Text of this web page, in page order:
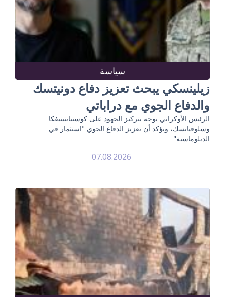
سياسة
زيلينسكي يبحث تعزيز دفاع دونيتسك
والدفاع الجوي مع دراباتي
الرئيس الأوكراني يوجه بتركيز الجهود على كوستيانتينيفكا
وسلوفيانسك، ويؤكد أن تعزيز الدفاع الجوي "استثمار في
الدبلوماسية"
07.08.2026